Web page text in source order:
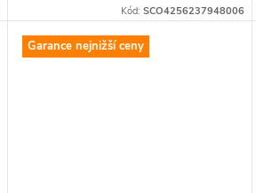
volbou. Díky výkonnému a tichému
Kód: SCO4256237948006
Garance nejnižší ceny